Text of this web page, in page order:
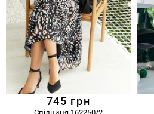
745 грн